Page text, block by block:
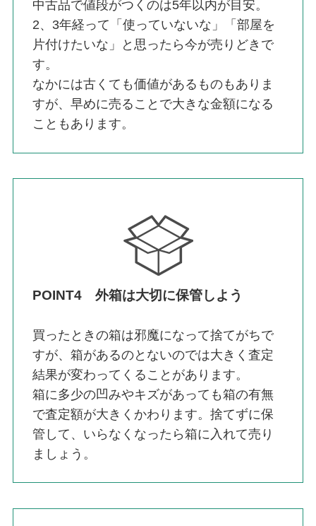
中古品で値段がつくのは5年以内が目安。
2、3年経って「使っていないな」「部屋を
片付けたいな」と思ったら今が売りどきで
す。
なかには古くても価値があるものもありま
すが、早めに売ることで大きな金額になる
こともあります。
POINT4 外箱は大切に保管しよう
買ったときの箱は邪魔になって捨てがちで
すが、箱があるのとないのでは大きく査定
結果が変わってくることがあります。
箱に多少の凹みやキズがあっても箱の有無
で査定額が大きくかわります。捨てずに保
管して、いらなくなったら箱に入れて売り
ましょう。